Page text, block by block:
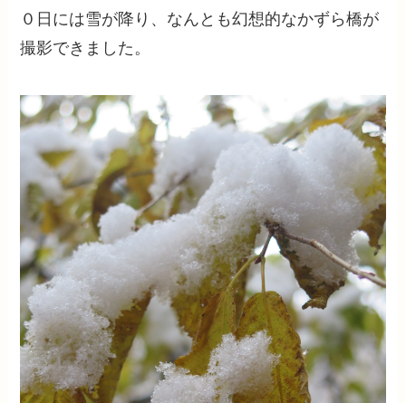
０日には雪が降り、なんとも幻想的なかずら橋が
撮影できました。